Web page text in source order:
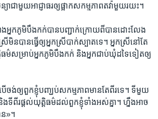
ា​ជាមួយ​អាជ្ញាធរ​ឲ្យ​ផ្អាក​សកម្មភាព​តវ៉ាមួយ​រយះ។​
ង​អ្នក​ភូមិ​បឹងកក់​បាន​បញ្ជាក់​ក្រោយ​ពី​បាន​ដោះ​លែង​
រី​មិន​បាន​ធ្វើ​ឲ្យ​អ្នក​ស្រី​បាក់​ស្បាត​ទេ។ ​អ្នក​ស្រី​នៅ​តែ​
តិធម៌​សម្រាប់​អ្នក​ភូមិ​បឹងកក់​ និង​អ្នក​ជាប់​ឃុំ​ដទៃ​ទៀត​ឲ្យ​
ចង់​ឲ្យ​ពួក​ខ្ញុំ​បញ្ឃប់​សកម្មភាព​មាន​តែ​ពីរ​ទេ។ ​ទី​មួយ​
ទី​ពីរ​ផ្តល់​យុត្តិធម៌​ដល់​ពួក​ខ្ញុំ​ទាំង​អស់​គ្នា។​ ហ្នឹង​អាច​
ន»។​